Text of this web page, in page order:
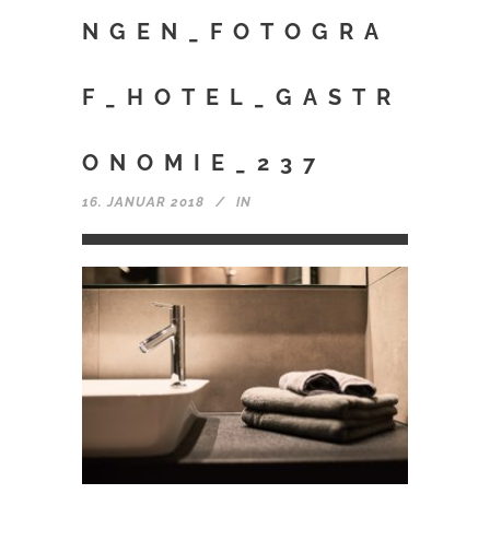
NGEN_FOTOGRA
F_HOTEL_GASTR
ONOMIE_237
16. JANUAR 2018 IN